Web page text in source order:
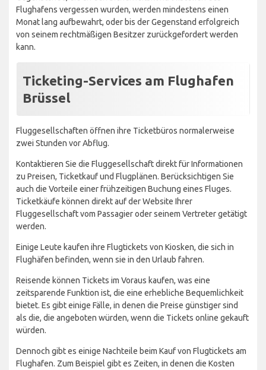
Flughafens vergessen wurden, werden mindestens einen
Monat lang aufbewahrt, oder bis der Gegenstand erfolgreich
von seinem rechtmäßigen Besitzer zurückgefordert werden
kann.
Ticketing-Services am Flughafen
Brüssel
Fluggesellschaften öffnen ihre Ticketbüros normalerweise
zwei Stunden vor Abflug.
Kontaktieren Sie die Fluggesellschaft direkt für Informationen
zu Preisen, Ticketkauf und Flugplänen. Berücksichtigen Sie
auch die Vorteile einer frühzeitigen Buchung eines Fluges.
Ticketkäufe können direkt auf der Website Ihrer
Fluggesellschaft vom Passagier oder seinem Vertreter getätigt
werden.
Einige Leute kaufen ihre Flugtickets von Kiosken, die sich in
Flughäfen befinden, wenn sie in den Urlaub fahren.
Reisende können Tickets im Voraus kaufen, was eine
zeitsparende Funktion ist, die eine erhebliche Bequemlichkeit
bietet. Es gibt einige Fälle, in denen die Preise günstiger sind
als die, die angeboten würden, wenn die Tickets online gekauft
würden.
Dennoch gibt es einige Nachteile beim Kauf von Flugtickets am
Flughafen. Zum Beispiel gibt es Zeiten, in denen die Kosten